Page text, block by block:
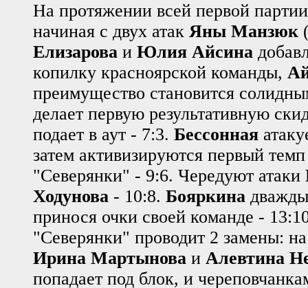
На протяжении всей первой
начиная с двух атак Яны Манзюк
Елизарова и Юлия Айсина
копилку красноярской команды,
преимущество становится
делает первую результативную
подает в аут - 7:3. Бессонная
затем активизируются первый
"Северянки" - 9:6. Чередуют атаки
Ходунова - 10:8. Бояркина
принося очки своей команде -
"Северянки" проводит 2 замены:
Ирина Мартынова и Алевтина
попадает под блок, и